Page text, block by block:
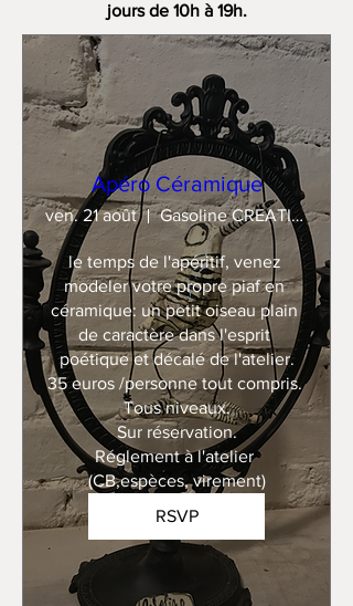
jours de 10h à 19h.
Apéro Céramique
ven. 21 août Gasoline CREATION
le temps de l'apéritif, venez
modeler votre propre piaf en
céramique: un petit oiseau plain
de caractère dans l'esprit
poétique et décalé de l'atelier.
35 euros /personne tout compris.
Tous niveaux.
Sur réservation.
Réglement à l'atelier
(CB,espèces, virement)
RSVP